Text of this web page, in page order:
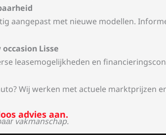
aangepast met nieuwe modellen.
Lisse
leasemogelijkheden en
Wij werken met actuele marktprijzen
advies aan.
vakmanschap.